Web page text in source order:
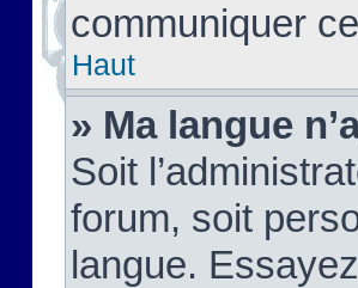
communiquer
Haut
» Ma langue
Soit
forum, soit
langue.